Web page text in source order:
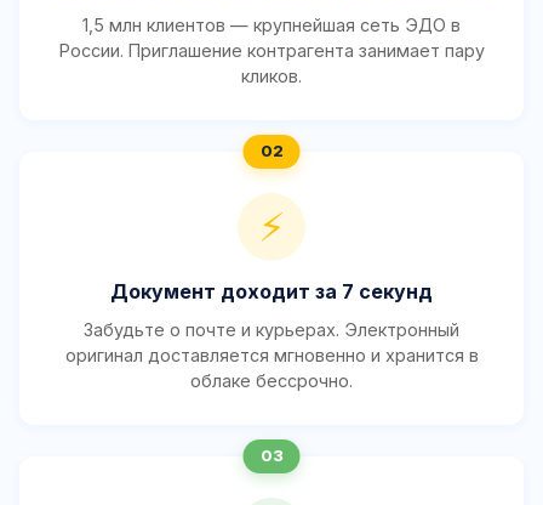
1,5 млн клиентов — крупнейшая сеть ЭДО в
России. Приглашение контрагента занимает пару
кликов.
⚡
Документ доходит за 7 секунд
Забудьте о почте и курьерах. Электронный
оригинал доставляется мгновенно и хранится в
облаке бессрочно.